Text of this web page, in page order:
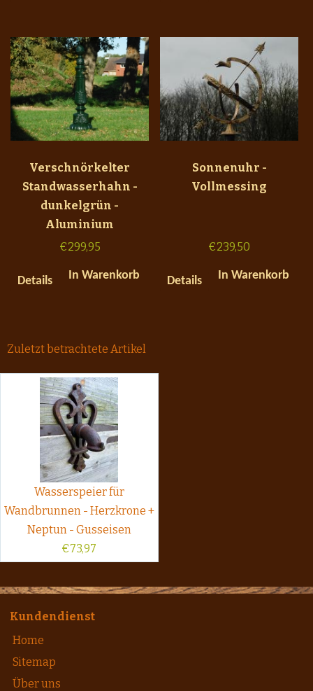
Verschnörkelter
Standwasserhahn -
dunkelgrün -
Aluminium
€299,95
Details In Warenkorb
Sonnenuhr -
Vollmessing
€239,50
Details In Warenkorb
Zuletzt betrachtete Artikel
Wasserspeier für
Wandbrunnen - Herzkrone +
Neptun - Gusseisen
€73,97
Kundendienst
Home
Sitemap
Über uns